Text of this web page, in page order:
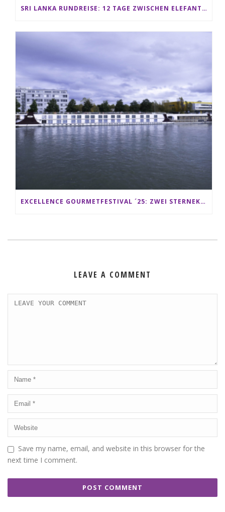
SRI LANKA RUNDREISE: 12 TAGE ZWISCHEN ELEFANTEN, TEEPLANTAGEN & STRAND ALS FAMILIE
EXCELLENCE GOURMETFESTIVAL ´25: ZWEI STERNEKÖCHE ANTONIO GUIDA & DARIO MORESCO VERWÖHNEN IHRE GÄSTE AUF EINER LUXERIÖSEN SCHIFFSREISE
LEAVE A COMMENT
Save my name, email, and website in this browser for the
next time I comment.